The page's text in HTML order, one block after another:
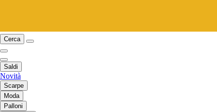
Cerca
Saldi
Novità
Scarpe
Moda
Palloni